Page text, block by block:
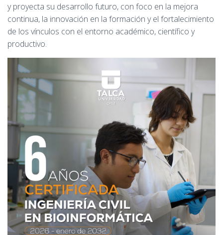
y proyecta su desarrollo futuro, con foco en la mejora
continua, la innovación en la formación y el fortalecimiento
de los vínculos con el entorno académico, científico y
productivo.